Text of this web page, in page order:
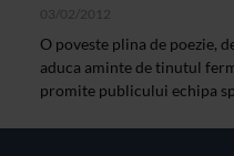
03/02/2012
O poveste plina de poezie,
aduca aminte de tinutul
promite publicului echipa